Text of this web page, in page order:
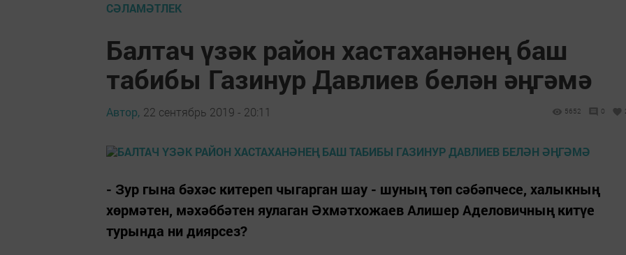
СӘЛАМӘТЛЕК
Балтач үзәк район хастаханәнең баш
табибы Газинур Давлиев белән әңгәмә
Автор, 22 сентябрь 2019 - 20:11 5652 0
- Зур гына бәхәс китереп чыгарган шау - шуның төп сәбәпчесе, халыкның
хөрмәтен, мәхәббәтен яулаган Әхмәтхожаев Алишер Аделовичның китүе
турында ни диярсез?